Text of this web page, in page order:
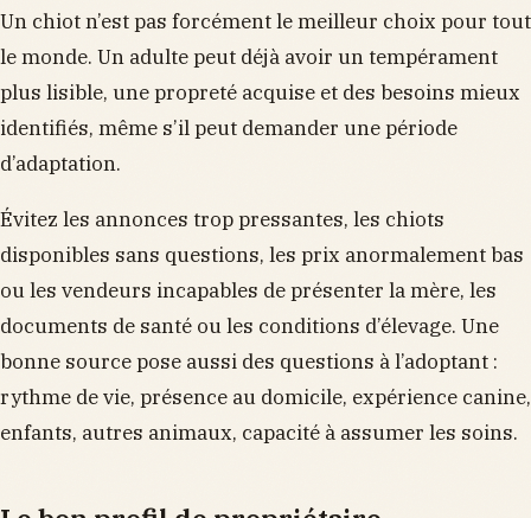
Un chiot n’est pas forcément le meilleur choix pour tout
le monde. Un adulte peut déjà avoir un tempérament
plus lisible, une propreté acquise et des besoins mieux
identifiés, même s’il peut demander une période
d’adaptation.
Évitez les annonces trop pressantes, les chiots
disponibles sans questions, les prix anormalement bas
ou les vendeurs incapables de présenter la mère, les
documents de santé ou les conditions d’élevage. Une
bonne source pose aussi des questions à l’adoptant :
rythme de vie, présence au domicile, expérience canine,
enfants, autres animaux, capacité à assumer les soins.